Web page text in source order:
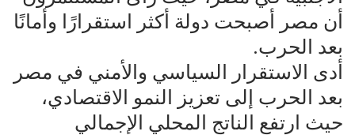
أن مصر أصبحت دولة أكثر استقرارًا وأمانًا
بعد الحرب.
أدى الاستقرار السياسي والأمني في مصر
بعد الحرب إلى تعزيز النمو الاقتصادي،
حيث ارتفع الناتج المحلي الإجمالي